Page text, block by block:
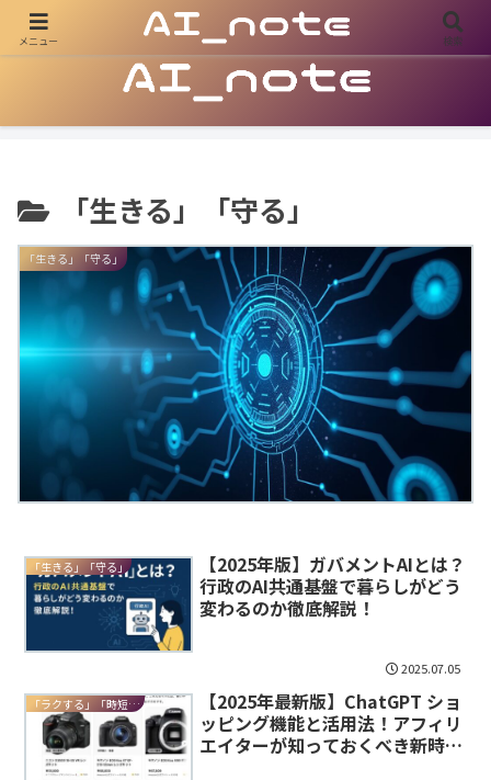
AIの可能性を探求し、ビジネス・副業・日常をアップデートする
「生きる」「守る」
「生きる」「守る」
「生きる」「守る」
【2025年版】ガバメントAIとは？
行政のAI共通基盤で暮らしがどう
変わるのか徹底解説！
2025.07.05
「ラクする」「時短する」
【2025年最新版】ChatGPT ショ
ッピング機能と活用法！アフィリ
エイターが知っておくべき新時代
メニュー 検索